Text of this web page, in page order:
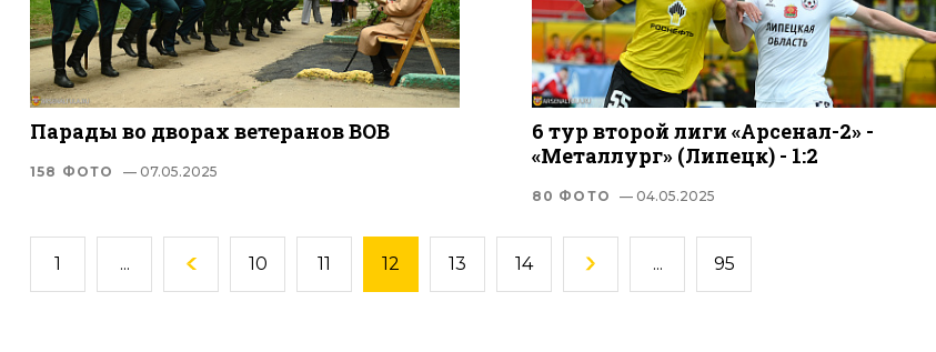
Парады во дворах ветеранов ВОВ
158 ФОТО — 07.05.2025
6 тур второй лиги «Арсенал-2» -
«Металлург» (Липецк) - 1:2
80 ФОТО — 04.05.2025
1 ... 10 11 12 13 14 ... 95